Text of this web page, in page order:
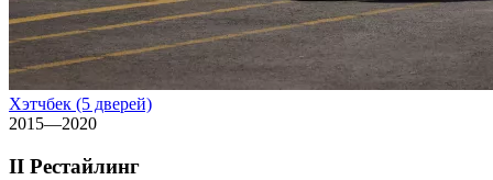
Хэтчбек (5 дверей)
2015—2020
II Рестайлинг